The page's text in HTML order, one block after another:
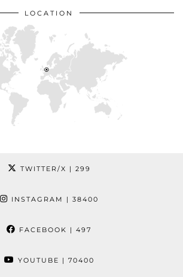
LOCATION
TWITTER/X | 299
INSTAGRAM | 38400
FACEBOOK | 497
YOUTUBE | 70400